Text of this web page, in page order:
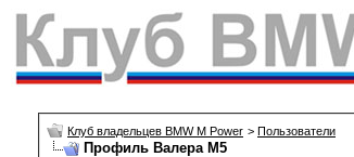
Клуб владельцев BMW M Power > Пользователи
Профиль Валера М5